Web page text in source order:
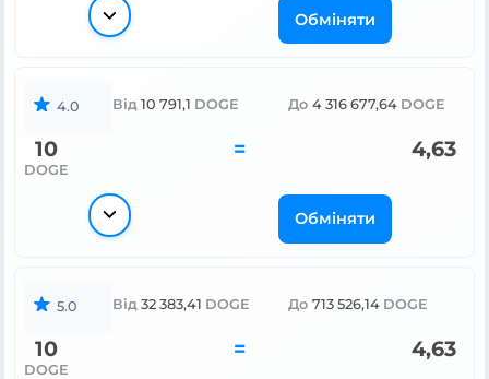
Обміняти
4.0 Від 10 791,1 DOGE До 4 316 677,64 DOGE
10
DOGE
= 4,63
Обміняти
5.0 Від 32 383,41 DOGE До 713 526,14 DOGE
10
DOGE
= 4,63